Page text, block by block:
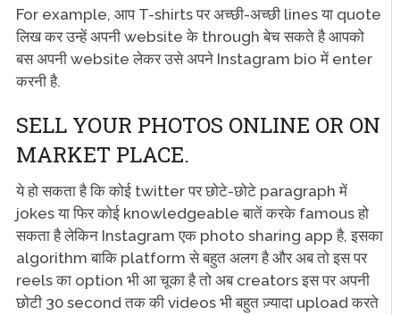
For example, आप T-shirts पर अच्छी-अच्छी lines या quote
लिख कर उन्हें अपनी website के through बेच सकते है आपको
बस अपनी website लेकर उसे अपने Instagram bio में enter
करनी है.
SELL YOUR PHOTOS ONLINE OR ON
MARKET PLACE.
ये हो सकता है कि कोई twitter पर छोटे-छोटे paragraph में
jokes या फिर कोई knowledgeable बातें करके famous हो
सकता है लेकिन Instagram एक photo sharing app है, इसका
algorithm बाकि platform से बहुत अलग है और अब तो इस पर
reels का option भी आ चूका है तो अब creators इस पर अपनी
छोटी 30 second तक की videos भी बहुत ज़्यादा upload करते